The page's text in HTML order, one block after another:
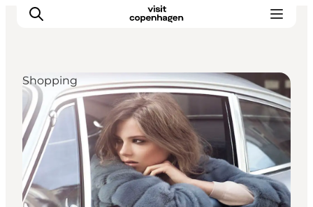
This is Copenhagen
Aktiviteter
Spis & drik
Områder
Planlæg din tur
Shopping